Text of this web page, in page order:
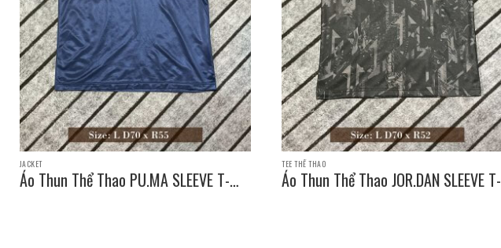
JACKET
Áo Thun Thể Thao PU.MA SLEEVE T-
TEE THỂ THAO
Áo Thun Thể Thao JOR.DAN SLEEVE T-